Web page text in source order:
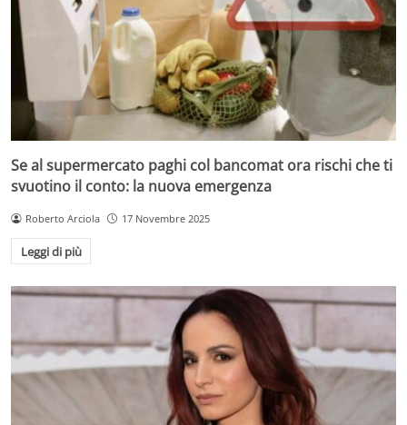
Se al supermercato paghi col bancomat ora rischi che ti
svuotino il conto: la nuova emergenza
Roberto Arciola 17 Novembre 2025
Leggi di più